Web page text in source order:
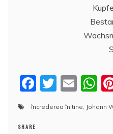
F
T
w
E
m
ai
încrederea în tine, Johann
SHARE